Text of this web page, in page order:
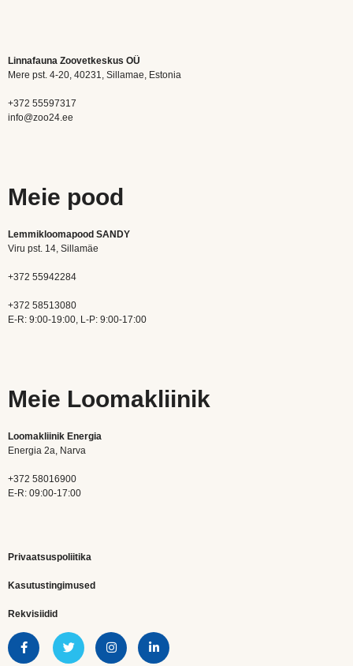
Linnafauna Zoovetkeskus OÜ
Mere pst. 4-20, 40231, Sillamae, Estonia
+372 55597317
info@zoo24.ee
Meie pood
Lemmikloomapood SANDY
Viru pst. 14, Sillamäe
+372 55942284
+372 58513080
E-R: 9:00-19:00, L-P: 9:00-17:00
Meie Loomakliinik
Loomakliinik Energia
Energia 2a, Narva
+372 58016900
E-R: 09:00-17:00
Privaatsuspoliitika
Kasutustingimused
Rekvisiidid